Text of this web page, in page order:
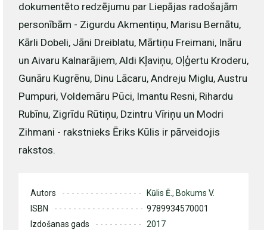
dokumentēto redzējumu par Liepājas radošajām
personībām - Zigurdu Akmentiņu, Marisu Bernātu,
Kārli Dobeli, Jāni Dreiblatu, Mārtiņu Freimani, Ināru
un Aivaru Kalnarājiem, Aldi Kļaviņu, Oļģertu Kroderu,
Gunāru Kugrēnu, Dinu Lācaru, Andreju Miglu, Austru
Pumpuri, Voldemāru Pūci, Imantu Resni, Rihardu
Rubīnu, Zigrīdu Rūtiņu, Dzintru Vīriņu un Modri
Zihmani - rakstnieks Ēriks Kūlis ir pārveidojis
rakstos.
Autors
Kūlis Ē., Bokums V.
ISBN
9789934570001
Izdošanas gads
2017